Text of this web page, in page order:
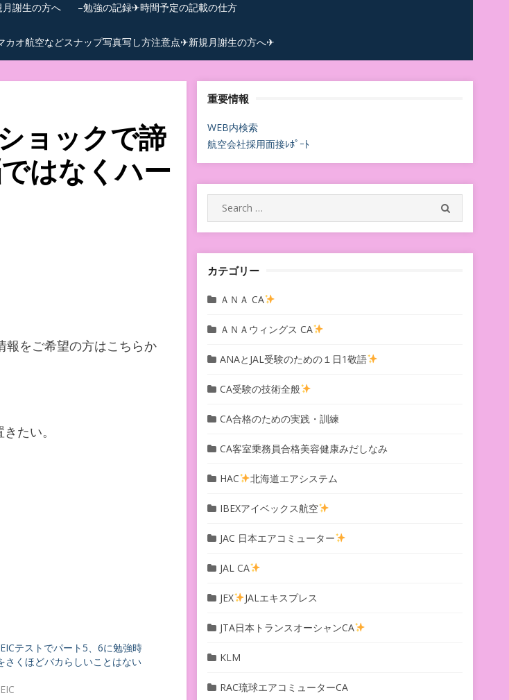
謝生の方へ –勉強の記録✈時間予定の記載の仕方
カオ航空などスナップ写真写し方注意点✈新規月謝生の方へ✈
ョックで諦
はなくハー
報をご希望の方はこちらか
たい。
テストでパート5、6に勉強時
さくほどバカらしいことはない
重要情報
WEB内検索
航空会社採用面接ﾚﾎﾟｰﾄ
Search
for:
カテゴリー
ＡＮＡ CA
ＡＮＡウィングス CA
ANAとJAL受験のための１日1敬語
CA受験の技術全般
CA合格のための実践・訓練
CA客室乗務員合格美容健康みだしなみ
HAC 北海道エアシステム
IBEXアイベックス航空
JAC 日本エアコミューター
JAL CA
JEX JALエキスプレス
JTA日本トランスオーシャンCA
KLM
RAC琉球エアコミューターCA